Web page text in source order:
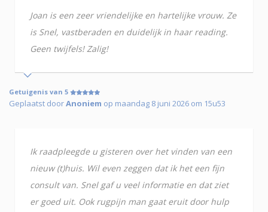
Joan is een zeer vriendelijke en hartelijke vrouw. Ze
is Snel, vastberaden en duidelijk in haar reading.
Geen twijfels! Zalig!
Getuigenis van 5
Geplaatst doorAnoniem op maandag 8 juni 2026 om 15u53
Ik raadpleegde u gisteren over het vinden van een
nieuw (t)huis. Wil even zeggen dat ik het een fijn
consult van. Snel gaf u veel informatie en dat ziet
er goed uit. Ook rugpijn man gaat eruit door hulp